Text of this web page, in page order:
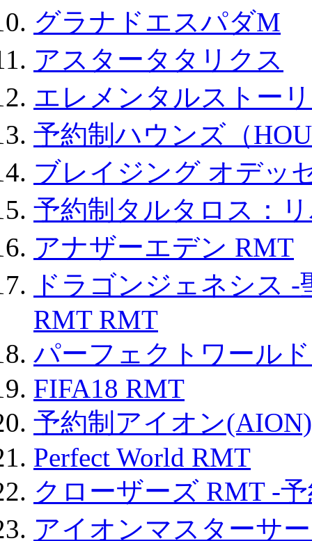
グラナドエスパダM
アスタータタリクス
エレメンタルストー
予約制ハウンズ（
ブレイジング オデッ
予約制タルタロス：
アナザーエデン RMT
ドラゴンジェネシス
RMT RMT
パーフェクトワール
FIFA18 RMT
予約制アイオン
Perfect World RMT
クローザーズ RMT -
アイオンマスターサ